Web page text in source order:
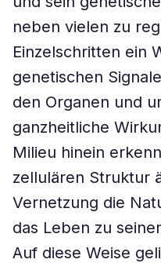
neben vielen zu
Einzelschritten ein
genetischen
den Organen und
ganzheitliche
Milieu hinein
zellulären Struktur
Vernetzung die
das Leben zu
Auf diese Weise